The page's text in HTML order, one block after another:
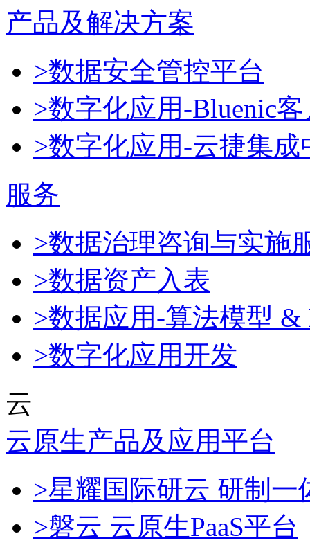
产品及解决方案
>数据安全管控平台
>数字化应用-Bluenic
>数字化应用-云捷集成
服务
>数据治理咨询与实施
>数据资产入表
>数据应用-算法模型 &
>数字化应用开发
云
云原生产品及应用平台
>星耀国际研云 研制
>磐云 云原生PaaS平台